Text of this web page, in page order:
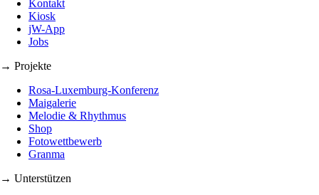
Kontakt
Kiosk
jW-App
Jobs
→ Projekte
Rosa-Luxemburg-Konferenz
Maigalerie
Melodie & Rhythmus
Shop
Fotowettbewerb
Granma
→ Unterstützen